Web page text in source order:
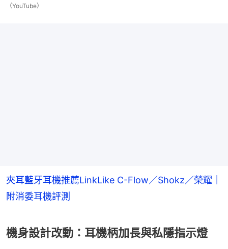
（YouTube）
夾耳藍牙耳機推薦LinkLike C-Flow／Shokz／榮耀｜
附消委耳機評測
機身設計改動：耳機柄加長與私隱指示燈